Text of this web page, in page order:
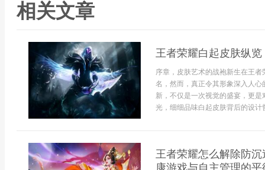
相关文章
王者荣耀白起皮肤纵
序章，皮肤艺术的战袍新生在王
名，然而，真正令其形象深入人
新，不仅是一次视觉的盛宴，更
光，细细品味白起皮肤背后的设计
王者荣耀怎么解除防
康游戏与自主管理的